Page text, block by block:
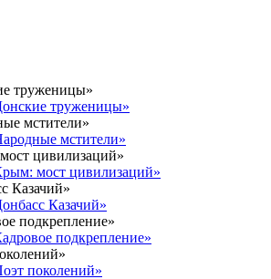
труженицы»
труженицы»
мстители»
мстители»
цивилизаций»
мост цивилизаций»
Казачий»
Казачий»
подкрепление»
подкрепление»
поколений»